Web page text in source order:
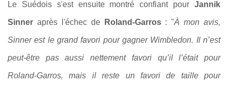
Le Suédois s'est ensuite montré confiant pour Jannik
Sinner après l'échec de Roland-Garros: "À mon avis,
Sinner est le grand favori pour gagner Wimbledon. Il n’est
peut-être pas aussi nettement favori qu’il l’était pour
Roland-Garros, mais il reste un favori de taille pour